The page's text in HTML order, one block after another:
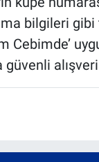
bilgileri
Cebimde’
güvenli